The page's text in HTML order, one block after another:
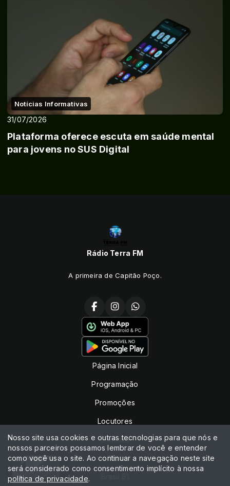
Notícias Informativas
31/07/2026
Plataforma oferece escuta em saúde mental
para jovens no SUS Digital
Rádio Terra FM
A primeira de Capitão Poço.
Página Inicial
Programação
Promoções
Locutores
Contato
Chat
Nosso site usa cookies e outras tecnologias para que nós e
nossos parceiros possamos lembrar de você e entender
como você usa o site. Ao continuar a navegação neste site
será considerado como consentimento implícito à nossa
política de privacidade.